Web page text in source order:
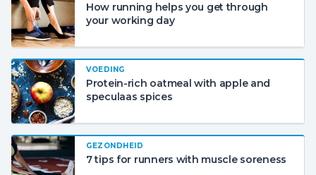
How running helps you get through
your working day
VOEDING
Protein-rich oatmeal with apple and
speculaas spices
GEZONDHEID
7 tips for runners with muscle soreness